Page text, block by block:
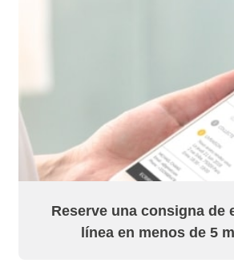
Reserve una consigna de
línea en menos de 5